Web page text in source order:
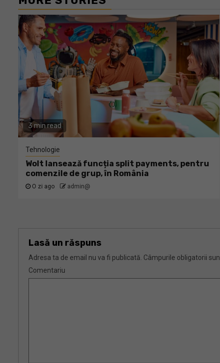
3 min read
Tehnologie
Wolt lansează funcția split payments, pentru
comenzile de grup, în România
O zi ago admin@
Lasă un răspuns
Adresa ta de email nu va fi publicată. Câmpurile obligatorii
Comentariu